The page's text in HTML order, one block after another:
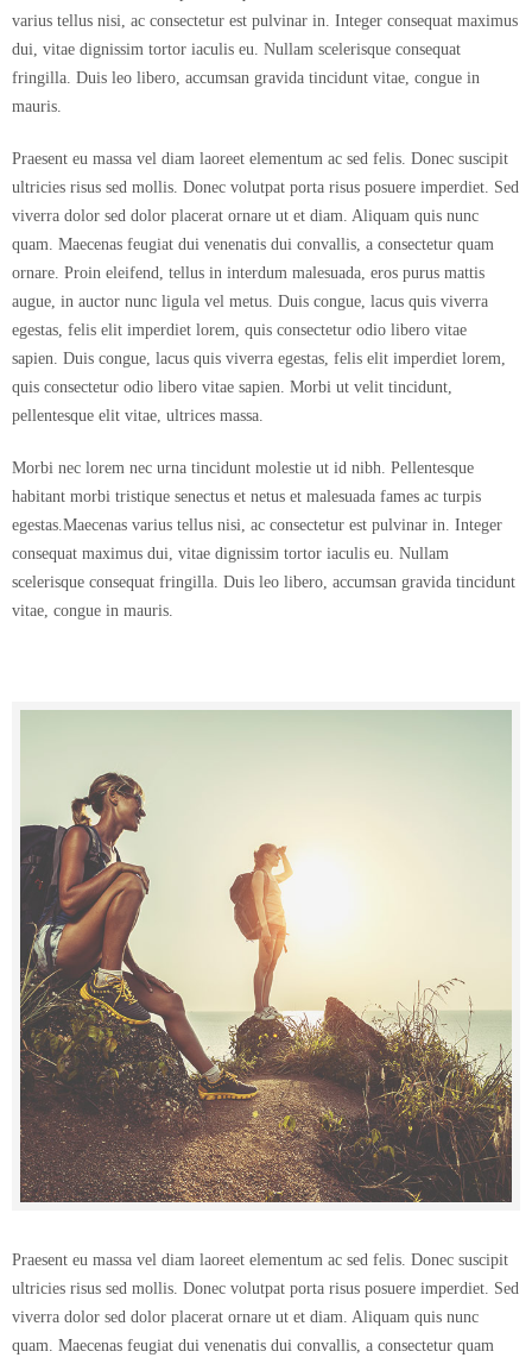
varius tellus nisi, ac consectetur est pulvinar in. Integer consequat maximus
dui, vitae dignissim tortor iaculis eu. Nullam scelerisque consequat
fringilla. Duis leo libero, accumsan gravida tincidunt vitae, congue in
mauris.
Praesent eu massa vel diam laoreet elementum ac sed felis. Donec suscipit
ultricies risus sed mollis. Donec volutpat porta risus posuere imperdiet. Sed
viverra dolor sed dolor placerat ornare ut et diam. Aliquam quis nunc
quam. Maecenas feugiat dui venenatis dui convallis, a consectetur quam
ornare. Proin eleifend, tellus in interdum malesuada, eros purus mattis
augue, in auctor nunc ligula vel metus. Duis congue, lacus quis viverra
egestas, felis elit imperdiet lorem, quis consectetur odio libero vitae
sapien. Duis congue, lacus quis viverra egestas, felis elit imperdiet lorem,
quis consectetur odio libero vitae sapien. Morbi ut velit tincidunt,
pellentesque elit vitae, ultrices massa.
Morbi nec lorem nec urna tincidunt molestie ut id nibh. Pellentesque
habitant morbi tristique senectus et netus et malesuada fames ac turpis
egestas.Maecenas varius tellus nisi, ac consectetur est pulvinar in. Integer
consequat maximus dui, vitae dignissim tortor iaculis eu. Nullam
scelerisque consequat fringilla. Duis leo libero, accumsan gravida tincidunt
vitae, congue in mauris.
Praesent eu massa vel diam laoreet elementum ac sed felis. Donec suscipit
ultricies risus sed mollis. Donec volutpat porta risus posuere imperdiet. Sed
viverra dolor sed dolor placerat ornare ut et diam. Aliquam quis nunc
quam. Maecenas feugiat dui venenatis dui convallis, a consectetur quam